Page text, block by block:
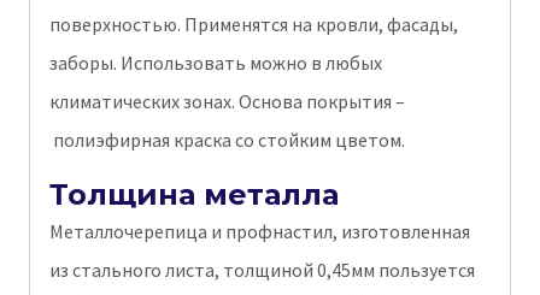
поверхностью. Применятся на кровли, фасады,
заборы. Использовать можно в любых
климатических зонах. Основа покрытия –
полиэфирная краска со стойким цветом.
Толщина металла
Металлочерепица и профнастил, изготовленная
из стального листа, толщиной 0,45мм пользуется